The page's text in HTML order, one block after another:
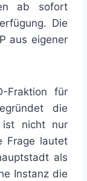
ab sofort
Die
aus eigener
Fraktion für
die
ist nicht nur
Frage lautet
als
Instanz die